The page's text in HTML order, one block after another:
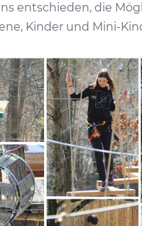
entschieden, die
Kinder und Mini-